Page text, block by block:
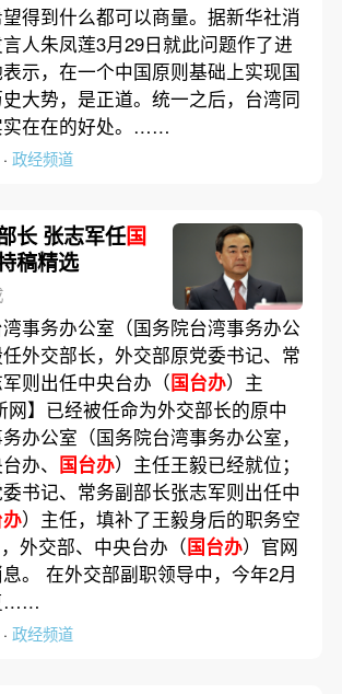
得到什么都可以商量。据新华社消
人朱凤莲3月29日就此问题作了进
示，在一个中国原则基础上实现国
大势，是正道。统一之后，台湾同
实在在的好处。……
政经频道
长 张志军任国
稿精选
事务办公室（国务院台湾事务办公
外交部长，外交部原党委书记、常
则出任中央台办（国台办）主
】已经被任命为外交部长的原中
办公室（国务院台湾事务办公室，
办、 国台办）主任王毅已经就位；
书记、常务副部长张志军则出任中
）主任，填补了王毅身后的职务空
外交部、中央台办（国台办）官网
。 在外交部副职领导中，今年2月
……
政经频道